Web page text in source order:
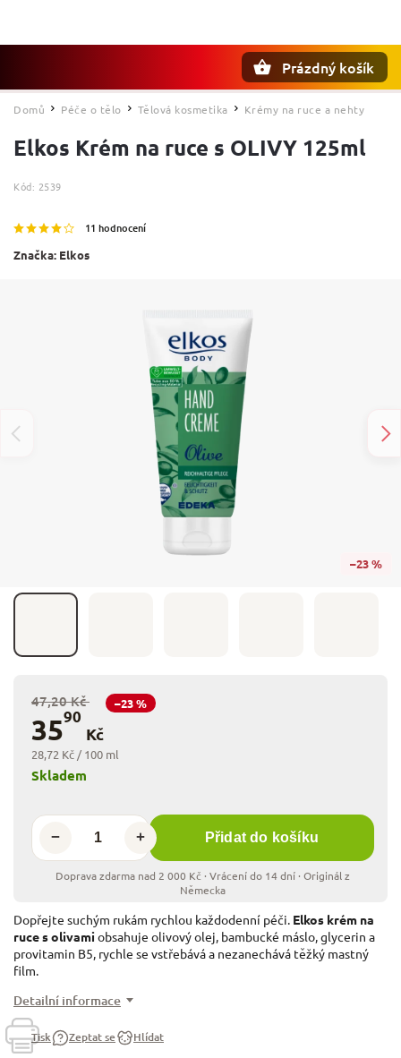
Prázdný košík
Domů / Péče o tělo / Tělová kosmetika / Krémy na ruce a nehty
Elkos Krém na ruce s OLIVY 125ml
Kód: 2539
11 hodnocení
Značka: Elkos
–23 %
47,20 Kč –23 %
3590
Kč
28,72 Kč / 100 ml
+
− Přidat do košíku
Skladem
Dopřejte suchým rukám rychlou každodenní péči. Elkos krém na
ruce s olivamiobsahuje olivový olej, bambucké máslo, glycerin a
provitamin B5, rychle se vstřebává a nezanechává těžký mastný
film.
Detailní informace
Tisk Zeptat se Hlídat